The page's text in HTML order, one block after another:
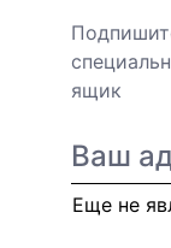
ящик
Еще не